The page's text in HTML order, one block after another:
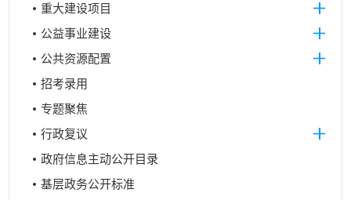
重大建设项目
公益事业建设
公共资源配置
招考录用
专题聚焦
行政复议
政府信息主动公开目录
基层政务公开标准